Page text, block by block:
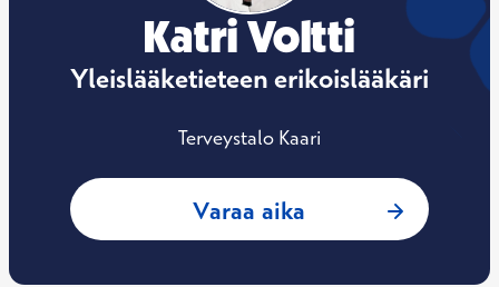
Katri Voltti
Yleislääketieteen erikoislääkäri
Terveystalo Kaari
Varaa aika : Katri Voltti,